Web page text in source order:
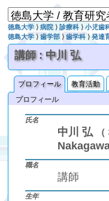
徳島大学 ⟩病院 ⟩診療科 ⟩小児歯
徳島大学 ⟩歯学部 ⟩歯学科 ⟩発達
講師 : 中川 弘
プロフィール 教育活動
プロフィール
氏名
中川 弘
職名
講師
生年